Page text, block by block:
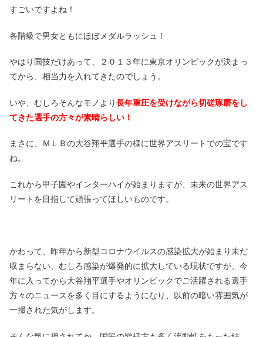
すごいですよね！
各階級で男女ともにほぼメダルラッシュ！
やはり国技だけあって、２０１３年に東京オリンピックが決まっ
てから、相当力を入れてきたのでしょう。
いや、むしろそんなモノより長年重圧を受けながら切磋琢磨をし
てきた選手の方々が素晴らしい！
まさに、ＭＬＢの大谷翔平選手の様に世界アスリートでの宝です
ね。
これから甲子園やインターハイが始まりますが、未来の世界アス
リートを目指して頑張ってほしいものです。
かわって、昨年から新型コロナウイルスの感染拡大が始まり未だ
収まらない、むしろ感染が爆発的に拡大している現状ですが、今
年に入ってから大谷翔平選手やオリンピックでご活躍される選手
方々のニュースを多く目にするようになり、以前の暗い雰囲気が
一掃された気がします。